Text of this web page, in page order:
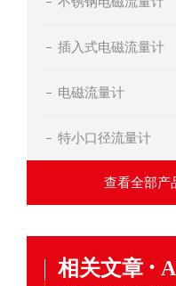
插入式电磁流量计
电磁流量计
特小口径流量计
查看全部产
相关文章 ·